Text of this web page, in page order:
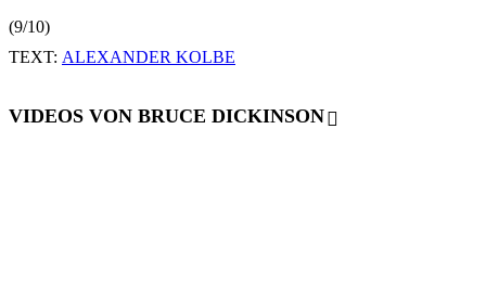
(9/10)
TEXT: ALEXANDER KOLBE
VIDEOS VON BRUCE DICKINSON